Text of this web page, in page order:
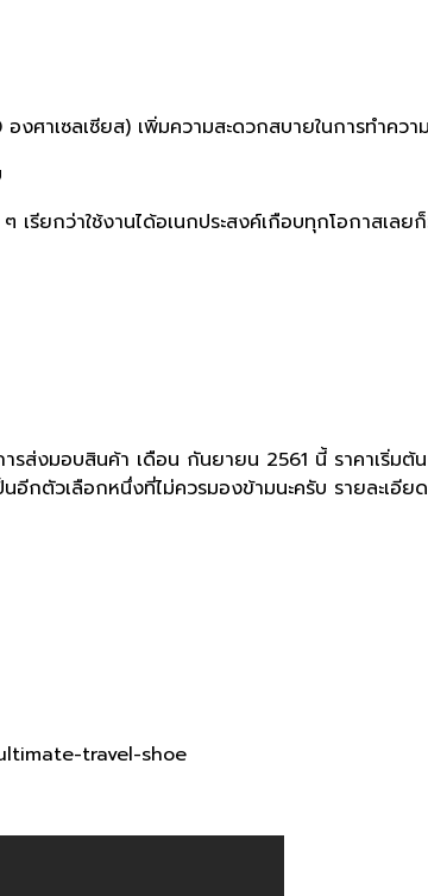
าเซลเซียส) เพิ่มความสะดวกสบายในการทำควา
รียกว่าใช้งานได้อเนกประสงค์เกือบทุกโอกาสเลย
การส่งมอบสินค้า เดือน กันยายน 2561 นี้ ราคาเ
อีกตัวเลือกหนึ่งที่ไม่ควรมองข้ามนะครับ รายละเ
travel-shoe